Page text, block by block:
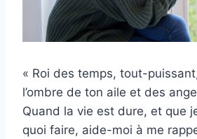
« Roi des temps, tout-
l’ombre de ton aile et des
Quand la vie est dure, et que
quoi faire, aide-moi à me